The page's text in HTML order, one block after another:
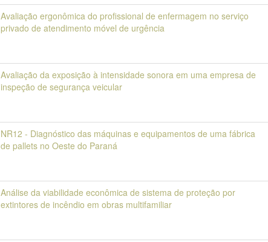
Avaliação ergonômica do profissional de enfermagem no serviço
privado de atendimento móvel de urgência
Avaliação da exposição à intensidade sonora em uma empresa de
inspeção de segurança veicular
NR12 - Diagnóstico das máquinas e equipamentos de uma fábrica
de pallets no Oeste do Paraná
Análise da viabilidade econômica de sistema de proteção por
extintores de incêndio em obras multifamiliar